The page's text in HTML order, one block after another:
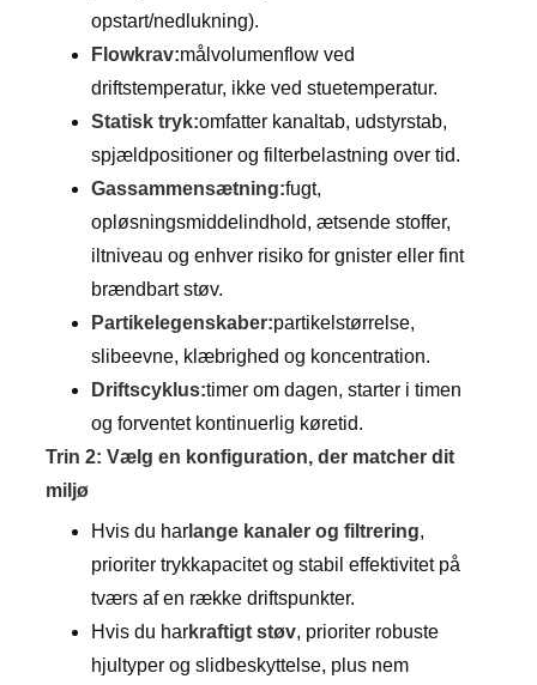
opstart/nedlukning).
Flowkrav:målvolumenflow ved
driftstemperatur, ikke ved stuetemperatur.
Statisk tryk:omfatter kanaltab, udstyrstab,
spjældpositioner og filterbelastning over tid.
Gassammensætning:fugt,
opløsningsmiddelindhold, ætsende stoffer,
iltniveau og enhver risiko for gnister eller fint
brændbart støv.
Partikelegenskaber:partikelstørrelse,
slibeevne, klæbrighed og koncentration.
Driftscyklus:timer om dagen, starter i timen
og forventet kontinuerlig køretid.
Trin 2: Vælg en konfiguration, der matcher dit
miljø
Hvis du har lange kanaler og filtrering,
prioriter trykkapacitet og stabil effektivitet på
tværs af en række driftspunkter.
Hvis du harkraftigt støv, prioriter robuste
hjultyper og slidbeskyttelse, plus nem